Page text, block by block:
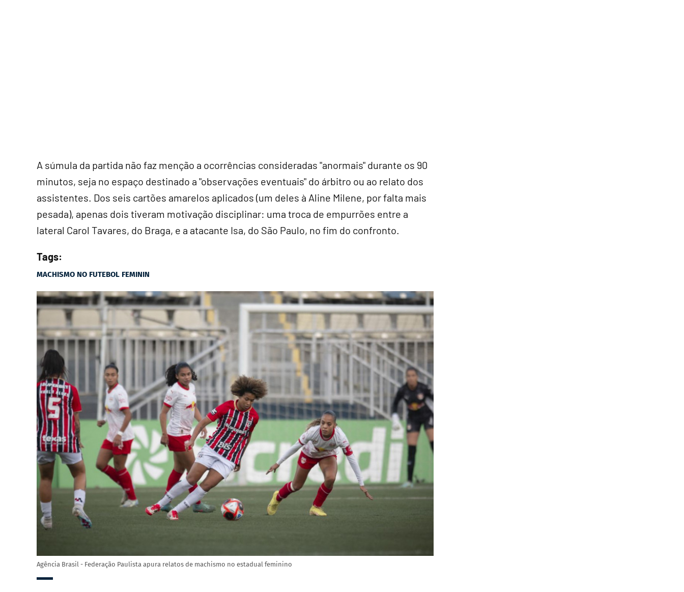
A súmula da partida não faz menção a ocorrências consideradas "anormais" durante os 90
minutos, seja no espaço destinado a "observações eventuais" do árbitro ou ao relato dos
assistentes. Dos seis cartões amarelos aplicados (um deles à Aline Milene, por falta mais
pesada), apenas dois tiveram motivação disciplinar: uma troca de empurrões entre a
lateral Carol Tavares, do Braga, e a atacante Isa, do São Paulo, no fim do confronto.
Tags:
MACHISMO NO FUTEBOL FEMININ
Agência Brasil - Federação Paulista apura relatos de machismo no estadual feminino